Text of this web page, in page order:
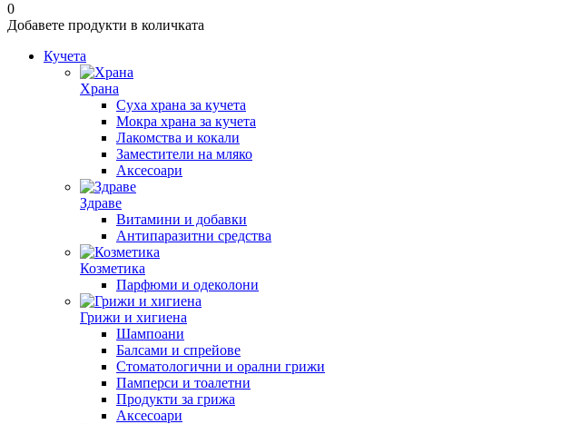
0
Добавете продукти в количката
Кучета
Храна
Суха храна за кучета
Мокра храна за кучета
Лакомства и кокали
Заместители на мляко
Аксесоари
Здраве
Витамини и добавки
Антипаразитни средства
Козметика
Парфюми и одеколони
Грижи и хигиена
Шампоани
Балсами и спрейове
Стоматологични и орални грижи
Памперси и тоалетни
Продукти за грижа
Аксесоари